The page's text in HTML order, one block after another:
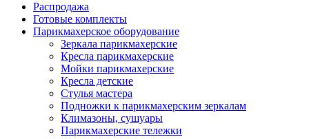
Распродажа
Готовые комплекты
Парикмахерское оборудование
Зеркала парикмахерские
Кресла парикмахерские
Мойки парикмахерские
Кресла детские
Стулья мастера
Подножки к парикмахерским зеркалам
Климазоны, сушуары
Парикмахерские тележки